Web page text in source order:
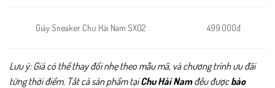
Giày Sneaker Chu Hải Nam SX02 499.000đ
Lưu ý: Giá có thể thay đổi nhẹ theo mẫu mã, và chương trình ưu đãi
từng thời điểm. Tất cả sản phẩm tạiChu Hải Namđều đượcbảo